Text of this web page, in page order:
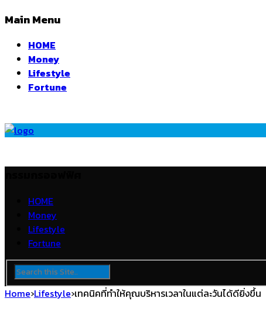
Main Menu
HOME
Money
Lifestyle
Fortune
HOME
Money
Lifestyle
Fortune
Home›Lifestyle›เทคนิคที่ทำให้คุณบริหารเวลาในแต่ละวันได้ดียิ่งขึ้น